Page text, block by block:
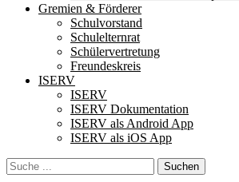
Gremien & Förderer
Schulvorstand
Schulelternrat
Schülervertretung
Freundeskreis
ISERV
ISERV
ISERV Dokumentation
ISERV als Android App
ISERV als iOS App
Search
Suche
für: